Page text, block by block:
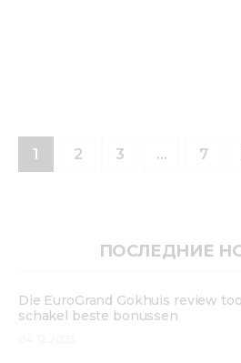
1 2 3 … 7
>
ПОСЛЕДНИЕ
Die EuroGrand Gokhuis review
schakel beste bonussen